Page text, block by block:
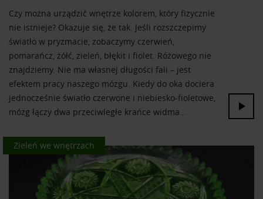
Czy można urządzić wnętrze kolorem, który fizycznie
nie istnieje? Okazuje się, że tak. Jeśli rozszczepimy
światło w pryzmacie, zobaczymy czerwień,
pomarańcz, żółć, zieleń, błękit i fiolet. Różowego nie
znajdziemy. Nie ma własnej długości fali – jest
efektem pracy naszego mózgu. Kiedy do oka dociera
jednocześnie światło czerwone i niebiesko-fioletowe,
mózg łączy dwa przeciwległe krańce widma…
Kolor we wnętrzach
Zieleń we wnętrzach